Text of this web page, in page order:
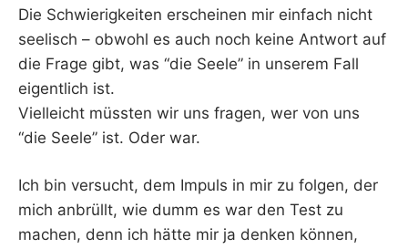
Die Schwierigkeiten erscheinen mir einfach nicht
seelisch – obwohl es auch noch keine Antwort auf
die Frage gibt, was “die Seele” in unserem Fall
eigentlich ist.
Vielleicht müssten wir uns fragen, wer von uns
“die Seele” ist. Oder war.
Ich bin versucht, dem Impuls in mir zu folgen, der
mich anbrüllt, wie dumm es war den Test zu
machen, denn ich hätte mir ja denken können,